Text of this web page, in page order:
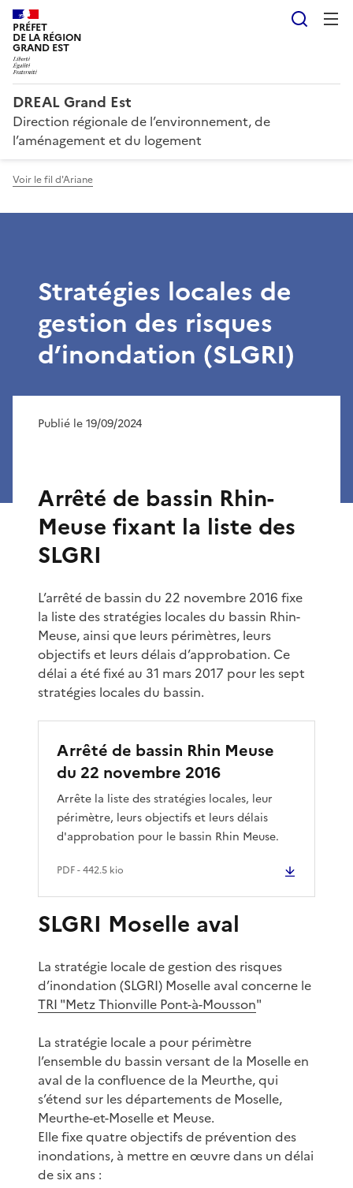
PRÉFET
DE LA RÉGION
GRAND EST
DREAL Grand Est
Direction régionale de l’environnement, de
l’aménagement et du logement
Voir le fil d'Ariane
Stratégies locales de
gestion des risques
d’inondation (SLGRI)
Publié le 19/09/2024
Arrêté de bassin Rhin-
Meuse fixant la liste des
SLGRI
L’arrêté de bassin du 22 novembre 2016 fixe
la liste des stratégies locales du bassin Rhin-
Meuse, ainsi que leurs périmètres, leurs
objectifs et leurs délais d’approbation. Ce
délai a été fixé au 31 mars 2017 pour les sept
stratégies locales du bassin.
Arrêté de bassin Rhin Meuse
du 22 novembre 2016
PDF- 442.5 kio
Arrête la liste des stratégies locales, leur
périmètre, leurs objectifs et leurs délais
d'approbation pour le bassin Rhin Meuse.
SLGRI Moselle aval
La stratégie locale de gestion des risques
d’inondation (SLGRI) Moselle aval concerne le
TRI "Metz Thionville Pont-à-Mousson"
La stratégie locale a pour périmètre
l’ensemble du bassin versant de la Moselle en
aval de la confluence de la Meurthe, qui
s’étend sur les départements de Moselle,
Meurthe-et-Moselle et Meuse.
Elle fixe quatre objectifs de prévention des
inondations, à mettre en œuvre dans un délai
de six ans :